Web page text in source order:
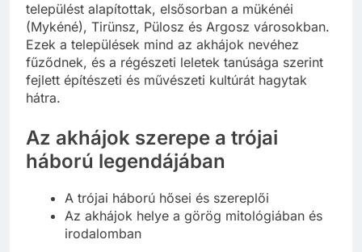
települést alapítottak, elsősorban a mükénéi
(Mykéné), Tirünsz, Pülosz és Argosz városokban.
Ezek a települések mind az akhájok nevéhez
fűződnek, és a régészeti leletek tanúsága szerint
fejlett építészeti és művészeti kultúrát hagytak
hátra.
Az akhájok szerepe a trójai
háború legendájában
A trójai háború hősei és szereplői
Az akhájok helye a görög mitológiában és
irodalomban